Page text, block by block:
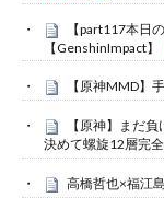
【part117本日
【GenshinImpact】
【原神MMD
【原神】まだ
決めて螺旋12層完
高橋哲也×福江